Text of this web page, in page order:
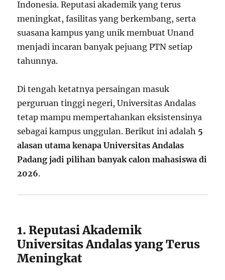
Indonesia. Reputasi akademik yang terus
meningkat, fasilitas yang berkembang, serta
suasana kampus yang unik membuat Unand
menjadi incaran banyak pejuang PTN setiap
tahunnya.
Di tengah ketatnya persaingan masuk
perguruan tinggi negeri, Universitas Andalas
tetap mampu mempertahankan eksistensinya
sebagai kampus unggulan. Berikut ini adalah 5
alasan utama kenapa Universitas Andalas
Padang jadi pilihan banyak calon mahasiswa di
2026.
1. Reputasi Akademik
Universitas Andalas yang Terus
Meningkat